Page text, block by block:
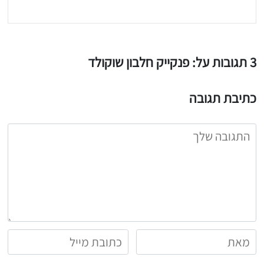
3 תגובות על: פנקייק חלבון שוקולד
כתיבת תגובה